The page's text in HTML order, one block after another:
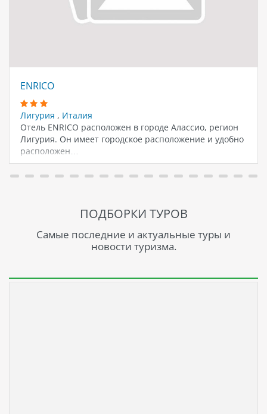
ENRICO
Лигурия , Италия
Отель ENRICO расположен в городе Алассио, регион
Лигурия. Он имеет городское расположение и удобно
расположен…
ПОДБОРКИ ТУРОВ
Самые последние и актуальные туры и
новости туризма.